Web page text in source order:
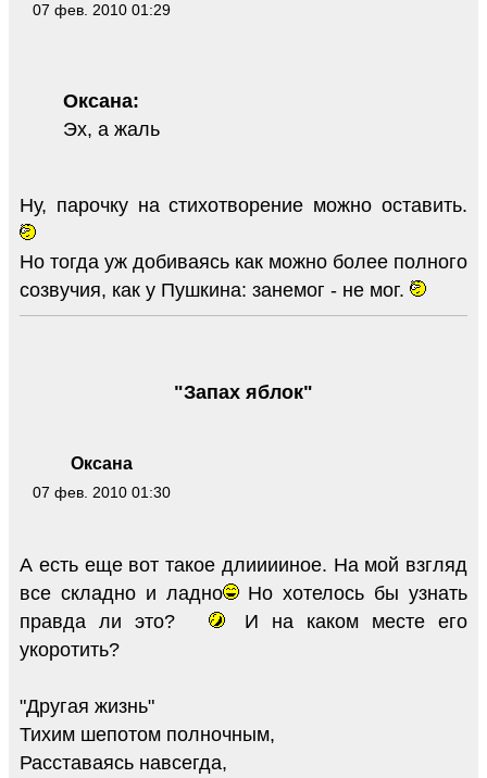
07 фев. 2010 01:29
Оксана:
Эх, а жаль
Ну, парочку на стихотворение можно оставить.
Но тогда уж добиваясь как можно более полного
созвучия, как у Пушкина: занемог - не мог.
Оксана
07 фев. 2010 01:30
"Запах яблок"
А есть еще вот такое длииииное. На мой взгляд
все складно и ладно
Но хотелось бы узнать
правда ли это?
И на каком месте его
укоротить?
"Другая жизнь"
Тихим шепотом полночным,
Расставаясь навсегда,